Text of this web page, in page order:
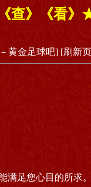
《查》《看
黄金足球吧] [刷新
满足您心目的所求